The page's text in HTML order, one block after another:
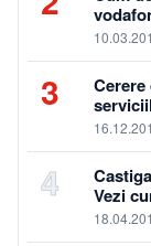
3
4
Vezi